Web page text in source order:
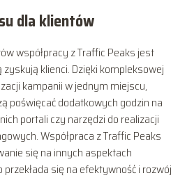
dla klientów
współpracy z Traffic Peaks jest
klienci. Dzięki kompleksowej
kampanii w jednym miejscu,
poświęcać dodatkowych godzin na
portali czy narzędzi do realizacji
Współpraca z Traffic Peaks
się na innych aspektach
się na efektywność i rozwój